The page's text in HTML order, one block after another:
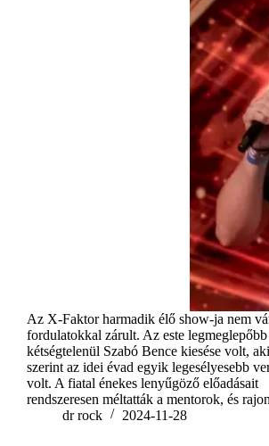
Az X-Faktor harmadik élő show-ja nem
fordulatokkal zárult. Az este
kétségtelenül Szabó Bence kiesése volt,
szerint az idei évad egyik legesélyesebb
volt. A fiatal énekes lenyűgöző előadásait
rendszeresen méltatták a mentorok, és
dr rock
2024-11-28